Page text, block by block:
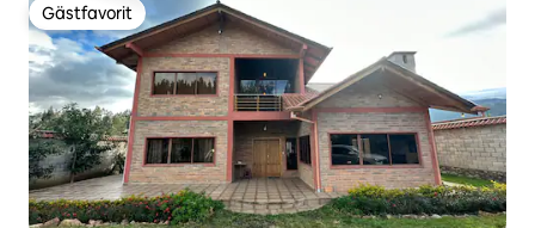
Gästfavorit
Gästfavorit